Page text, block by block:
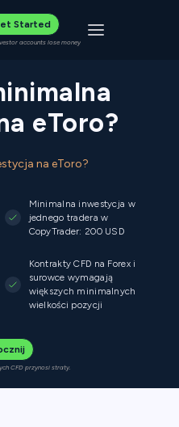
Started
accounts lose money Toggle
eToro?
na eToro?
Minimalna inwestycja w
jednego tradera w
CopyTrader: 200 USD
Kontrakty CFD na Forex i
surowce wymagają
większych minimalnych
wielkości pozycji
CFD przynosi straty.